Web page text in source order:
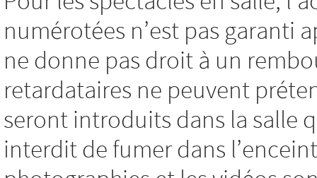
numérotées n’est pas garanti
ne donne pas droit à un
retardataires ne peuvent
seront introduits dans la salle
interdit de fumer dans